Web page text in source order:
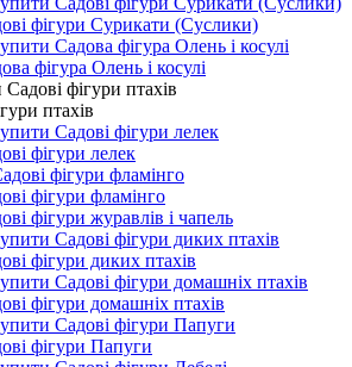
фігури Сурикати (Суслики)
фігура Олень і косулі
птахів
фігури лелек
фігури фламінго
фігури журавлів і чапель
фігури диких птахів
фігури домашніх птахів
фігури Папуги